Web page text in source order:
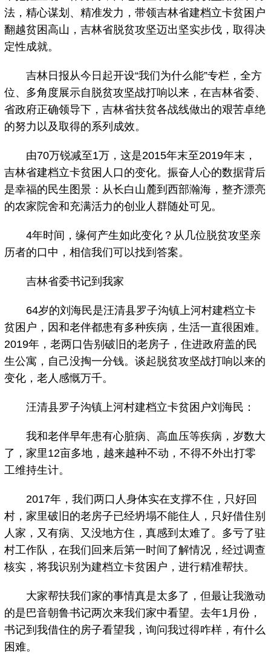
法，精心谋划、精准发力，带领吉林省建档立卡贫困户
翻越贫困高山，吉林省脱贫攻坚迈出坚实步伐，取得决
定性成就。
吉林日报从今日起开设“我们为什么能”专栏，全方
位、多角度展示自脱贫攻坚战打响以来，在吉林省委、
省政府正确领导下，吉林省扶贫各战线做出的艰苦卓绝
的努力以及取得的系列成效。
由70万锐减至1万，这是2015年末至2019年末，
吉林省建档立卡贫困人口的变化。振奋人心的数据背后
是幸福的民生图景：从长白山麓到西部瀚海，整齐漂亮
的农家院舍和充满活力的创业人群随处可见。
4年时间，缘何产生如此变化？从几位脱贫攻坚亲
历者的口中，相信我们可以找到答案。
吉林省委书记到我家
64岁的刘海民是汪清县罗子沟镇上河村建档立卡
贫困户，因和老伴都患有多种疾病，生活一直很困难。
2019年，老两口告别破旧的老房子，住进政府盖的民
生公寓，自己没掏一分钱。谈起脱贫攻坚战打响以来的
变化，老人感慨万千。
汪清县罗子沟镇上河村建档立卡贫困户刘海民：
我和老伴早年患有心脏病、高血压等疾病，岁数大
了，家里12亩多地，越来越种不动，不得不外出打零
工维持生计。
2017年，我们两口人身体实在支撑不住，只好回
村，家里破旧的老房子已经坍塌不能住人，只好借住别
人家，又有病、又没地方住，真感到太难了。多亏了驻
村工作队，在我们回来后第一时间了解情况，经过调查
核实，将我识别为建档立卡贫困户，进行精准帮扶。
大家帮扶我们家的事情真是太多了，但最让我激动
的是巴音朝鲁书记两次来我们家中看望。去年1月份，
书记到我借住的房子看望我，询问我过得咋样，有什么
困难。